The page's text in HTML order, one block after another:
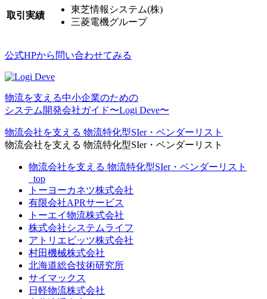
取引実績
東芝情報システム(株)
三菱電機グループ
公式HPから問い合わせてみる
物流を⽀える中⼩企業のための
システム開発会社ガイド〜Logi Deve〜
物流会社を支える 物流特化型SIer・ベンダーリスト
物流会社を支える 物流特化型SIer・ベンダーリスト
物流会社を支える 物流特化型SIer・ベンダーリスト
_top
トーヨーカネツ株式会社
有限会社APRサービス
トーエイ物流株式会社
株式会社システムライフ
アトリエビッツ株式会社
村田機械株式会社
北海道総合技術研究所
サイマックス
日軽物流株式会社